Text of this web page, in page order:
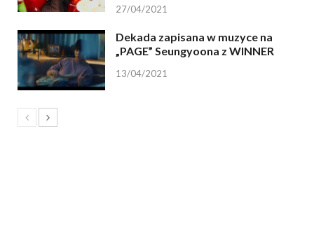
27/04/2021
Dekada zapisana w muzyce na
„PAGE” Seungyoona z WINNER
13/04/2021